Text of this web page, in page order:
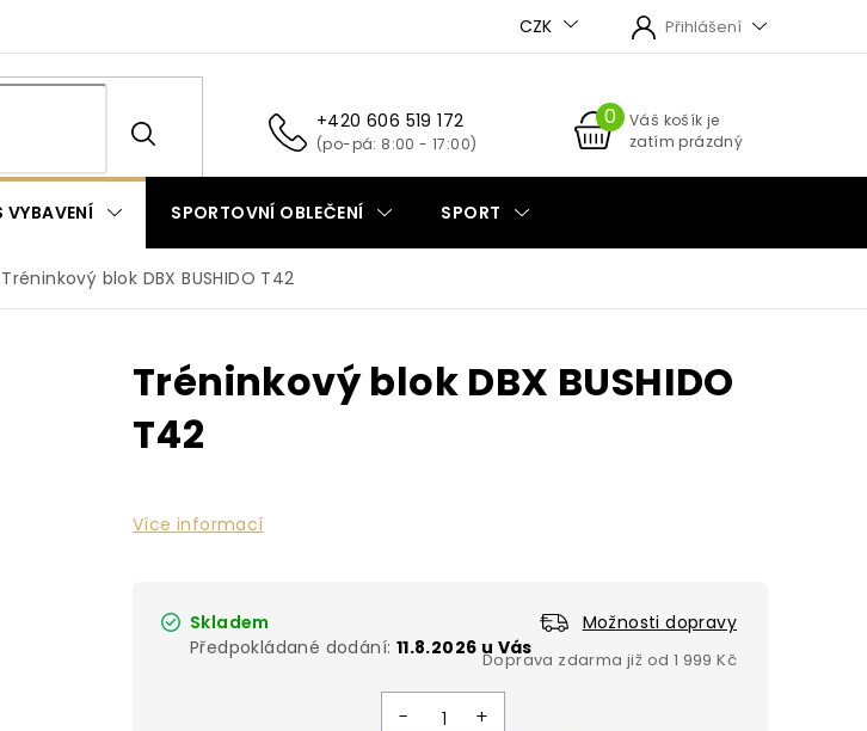
CZK Přihlášení
+420 606 519 172
NÁKUPNÍ
KOŠÍK
Váš košík je
zatím prázdný
VYBAVENÍ SPORTOVNÍ OBLEČENÍ SPORT
Tréninkový blok DBX BUSHIDO T42
Tréninkový blok DBX BUSHIDO
T42
Více informací
Skladem
Možnosti dopravy
11.8.2026